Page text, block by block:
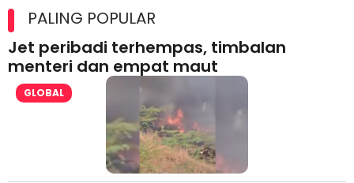
lesen separuh pertama 2026
PALING POPULAR
Jet peribadi terhempas, timbalan
menteri dan empat maut
GLOBAL